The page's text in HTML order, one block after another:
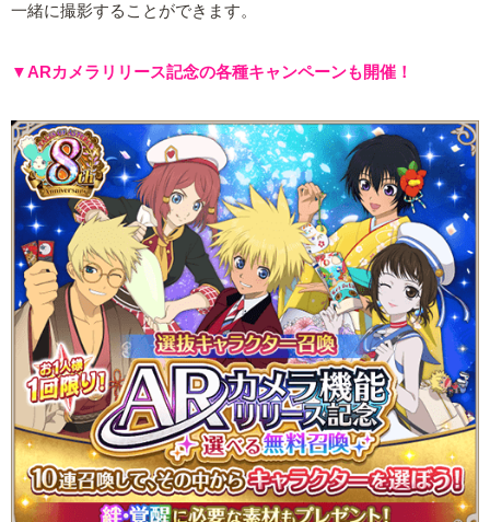
一緒に撮影することができます。
▼ARカメラリリース記念の各種キャンペーンも開催！